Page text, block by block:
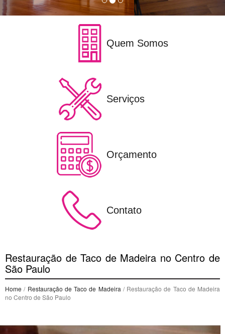
Quem Somos
Serviços
Orçamento
Contato
Restauração de Taco de Madeira no Centro de
São Paulo
Home / Restauração de Taco de Madeira / Restauração de Taco de Madeira
no Centro de São Paulo